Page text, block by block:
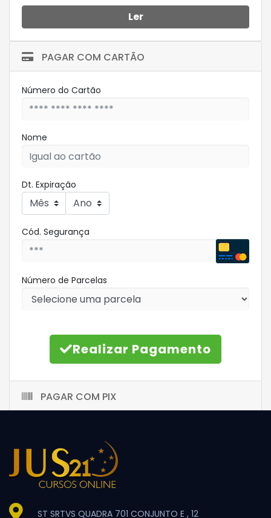
Ler
PAGAR COM CARTÃO
Número do Cartão
Nome
Dt. Expiração
Cód. Segurança
Número de Parcelas
Realizar Pagamento
PAGAR COM PIX
ST SRTVS QUADRA 701 CONJUNTO E , 12